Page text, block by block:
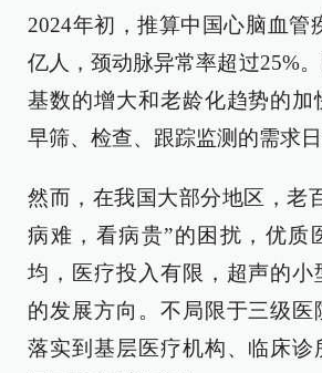
2024年初，推算中国心脑血管
亿人，颈动脉异常率超过25%
基数的增大和老龄化趋势的加
早筛、检查、跟踪监测的需求日
然而，在我国大部分地区，老
病难，看病贵”的困扰，优质
均，医疗投入有限，超声的小
的发展方向。不局限于三级医
落实到基层医疗机构、临床诊